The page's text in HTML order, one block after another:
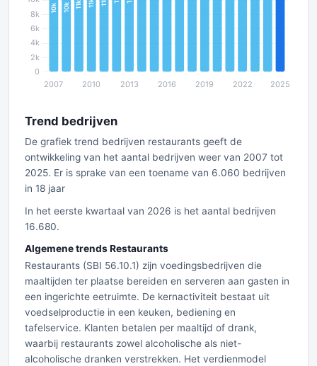
Trend bedrijven
De grafiek trend bedrijven restaurants geeft de
ontwikkeling van het aantal bedrijven weer van 2007 tot
2025. Er is sprake van een toename van 6.060 bedrijven
in 18 jaar
In het eerste kwartaal van 2026 is het aantal bedrijven
16.680.
Algemene trends Restaurants
Restaurants (SBI 56.10.1) zijn voedingsbedrijven die
maaltijden ter plaatse bereiden en serveren aan gasten in
een ingerichte eetruimte. De kernactiviteit bestaat uit
voedselproductie in een keuken, bediening en
tafelservice. Klanten betalen per maaltijd of drank,
waarbij restaurants zowel alcoholische als niet-
alcoholische dranken verstrekken. Het verdienmodel